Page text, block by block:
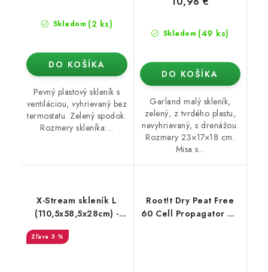
Skladom (2 ks)
DO KOŠÍKA
Pevný plastový skleník s
ventiláciou, vyhrievaný bez
termostatu. Zelený spodok.
Rozmery skleníka:...
Skladom (49 ks)
DO KOŠÍKA
Garland malý skleník,
zelený, z tvrdého plastu,
nevyhrievaný, s drenážou.
Rozmery 23×17×18 cm.
Misa s...
X-Stream skleník L
(110,5x58,5x28cm) -
thermostatem
3 %
Root!t Dry Peat Free
60 Cell Propagator Kit